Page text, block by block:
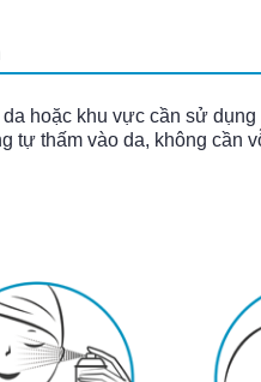
da hoặc khu vực cần sử
tự thấm vào da, không cần